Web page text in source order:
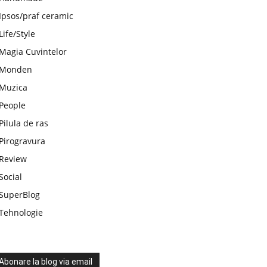
praf ceramic
Style
Cuvintelor
de ras
la blog via email